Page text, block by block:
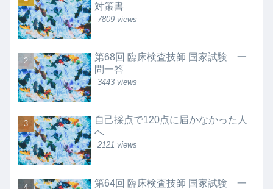
対策書
7809 views
第68回 臨床検査技師 国家試験 一
問一答
3443 views
自己採点で120点に届かなかった人
へ
2121 views
第64回 臨床検査技師 国家試験 一